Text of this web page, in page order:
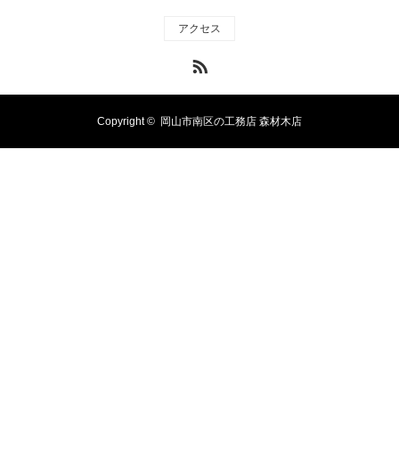
アクセス
Copyright © 岡山市南区の工務店 森材木店